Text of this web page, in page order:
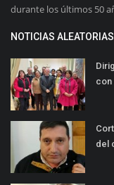
durante los últimos 50
NOTICIAS ALEATORIAS
con
del